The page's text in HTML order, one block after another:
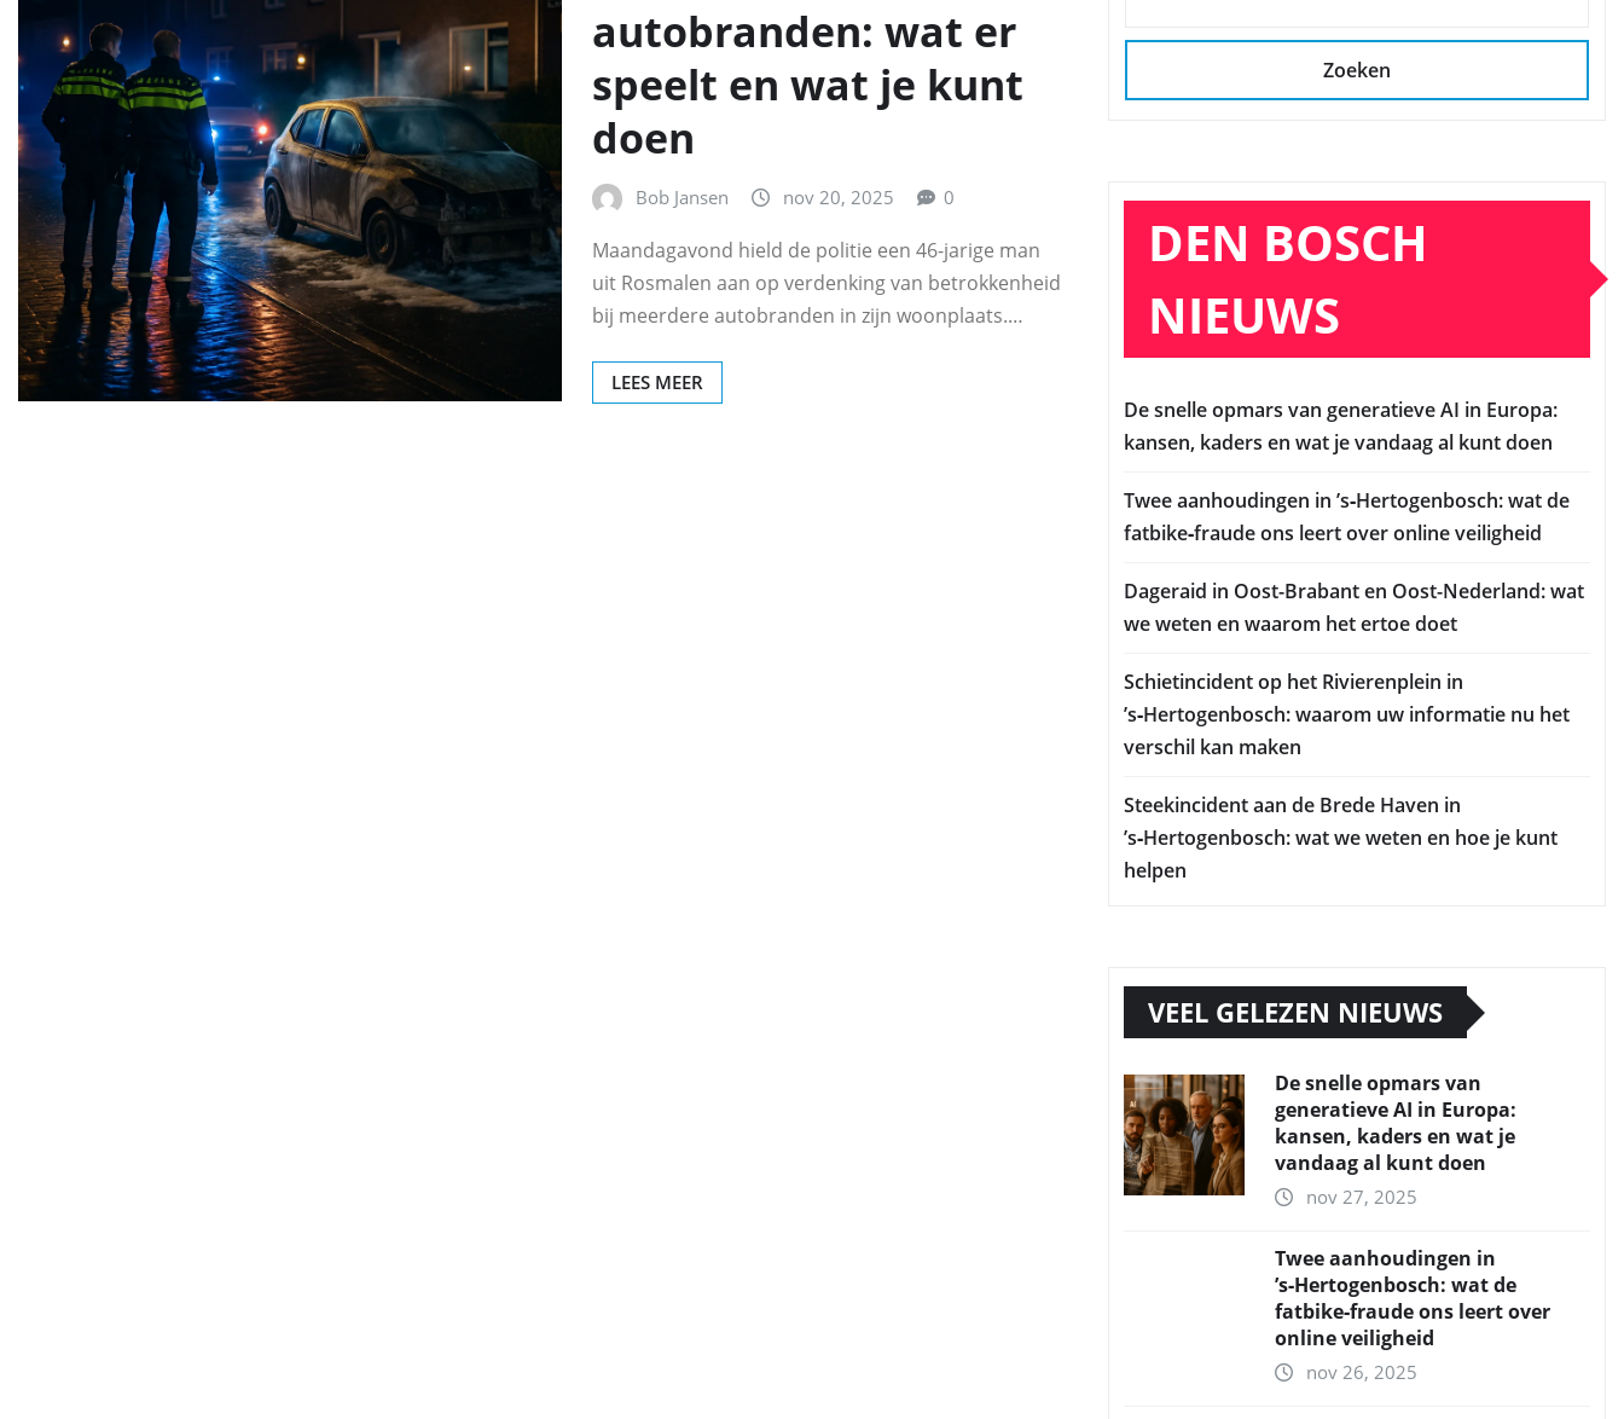
autobranden: wat er
speelt en wat je kunt
doen
Bob Jansen nov 20, 2025 0
Maandagavond hield de politie een 46-jarige man
uit Rosmalen aan op verdenking van betrokkenheid
bij meerdere autobranden in zijn woonplaats.…
LEES MEER
Zoeken
DEN BOSCH
NIEUWS
De snelle opmars van generatieve AI in Europa:
kansen, kaders en wat je vandaag al kunt doen
Twee aanhoudingen in ’s‑Hertogenbosch: wat de
fatbike‑fraude ons leert over online veiligheid
Dageraid in Oost-Brabant en Oost-Nederland: wat
we weten en waarom het ertoe doet
Schietincident op het Rivierenplein in
’s‑Hertogenbosch: waarom uw informatie nu het
verschil kan maken
Steekincident aan de Brede Haven in
’s‑Hertogenbosch: wat we weten en hoe je kunt
helpen
VEEL GELEZEN NIEUWS
De snelle opmars van
generatieve AI in Europa:
kansen, kaders en wat je
vandaag al kunt doen
nov 27, 2025
Twee aanhoudingen in
’s‑Hertogenbosch: wat de
fatbike‑fraude ons leert over
online veiligheid
nov 26, 2025